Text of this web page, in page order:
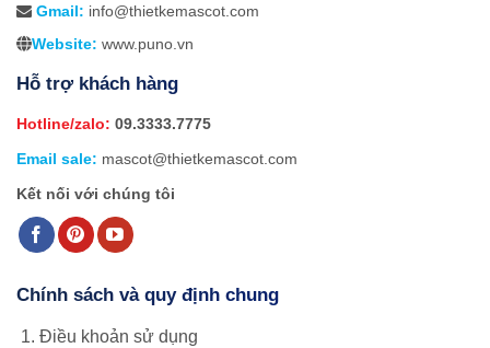
Gmail: info@thietkemascot.com
Website: www.puno.vn
Hỗ trợ khách hàng
Hotline/zalo: 09.3333.7775
Email sale: mascot@thietkemascot.com
Kết nối với chúng tôi
Chính sách và quy định chung
Điều khoản sử dụng